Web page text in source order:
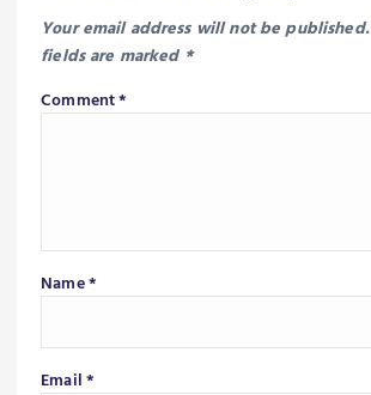
Your email address will not be published.
fields are marked *
Comment*
Name*
Email*